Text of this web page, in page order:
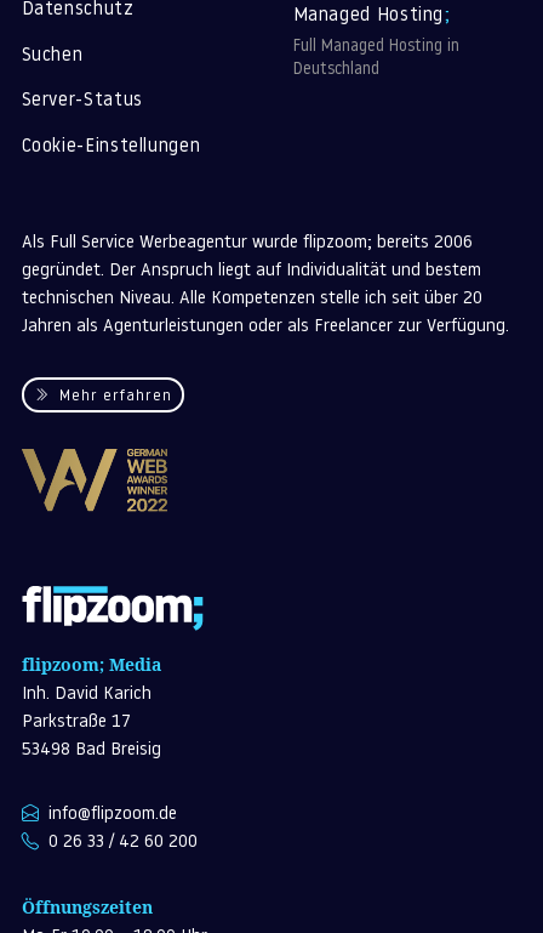
Als Full Service Werbeagentur wurde flipzoom; bereits 2006
gegründet. Der Anspruch liegt auf Individualität und bestem
technischen Niveau. Alle Kompetenzen stelle ich seit über 20
Jahren als Agenturleistungen oder als Freelancer zur Verfügung.
Mehr erfahren
Datenschutz
Suchen
Server-Status
Cookie-Einstellungen
Managed Hosting ;
Full Managed Hosting in
Deutschland
flipzoom; Media
Inh. David Karich
Parkstraße 17
53498 Bad Breisig
info@flipzoom.de
0 26 33 / 42 60 200
Öffnungszeiten